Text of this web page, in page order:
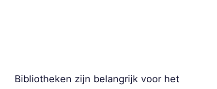
Bibliotheken zijn belangrijk voor het